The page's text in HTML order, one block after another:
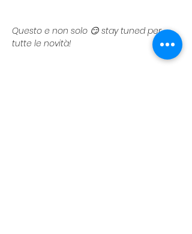
Questo e non solo 😏 stay tuned per
tutte le novità!